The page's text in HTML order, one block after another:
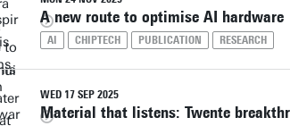
A new route to optimise AI hardware
AI CHIPTECH PUBLICATION RESEARCH
WED 17 SEP 2025
Material that listens: Twente